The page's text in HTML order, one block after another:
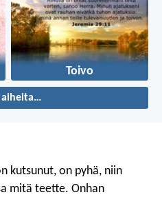
Toivo
aiheita…
kutsunut, on pyhä, niin
mitä teette. Onhan